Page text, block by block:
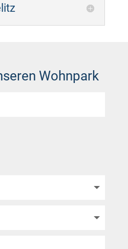
Wohnpark